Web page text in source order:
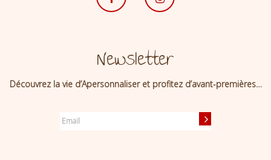
Newsletter
Découvrez la vie d’Apersonnaliser et profitez d’avant-premières…